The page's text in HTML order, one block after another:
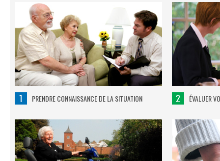
1 PRENDRE CONNAISSANCE DE LA SITUATION 2 ÉVALUER